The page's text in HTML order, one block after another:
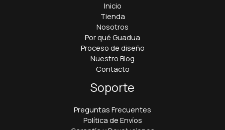
Inicio
Tienda
Nosotros
Por qué Guadua
Proceso de diseño
Nuestro Blog
Contacto
Soporte
Preguntas Frecuentes
Política de Envíos